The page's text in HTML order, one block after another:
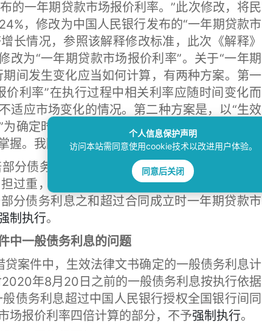
的一年期贷款市场报价利率。”此次修改，将民
，修改为中国人民银行发布的“一年期贷款市
长情况，参照该解释修改标准，此次《解释》
改为“一年期贷款市场报价利率”。关于“一年期
间发生变化应当如何计算，有两种方案。第一
价利率”在执行过程中相关利率应随时间变化而
适应市场变化的情况。第二种方案是，以“生效
确定时点，之后无论该利率如何变动都不再变
握。我院倾向于第一种方案。
债务利息总和设置上限。为减轻债务人畸高
过重，平衡当事人利益，拟增加规定：迟延履
分债务利息之和超过合同成立时一年期贷款市
制执行。
一般债务利息的问题
件中，生效法律文书确定的一般债务利息计
年8月20日之前的一般债务利息按执行依据
债务利息超过中国人民银行授权全国银行间同
场报价利率四倍计算的部分，不予强制执行。
个人信息保护声明
访问本站需同意使用cookie技术以改进用户体验。
同意后关闭